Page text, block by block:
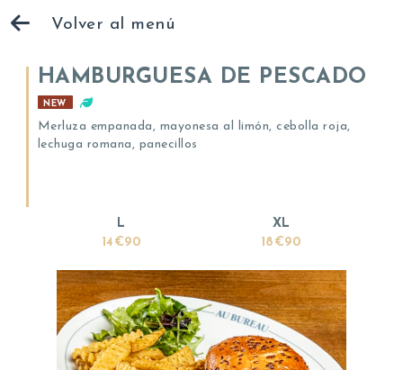
Volver al menú
HAMBURGUESA DE PESCADO
NEW
Merluza empanada, mayonesa al limón, cebolla roja,
lechuga romana, panecillos
L
14€90
XL
18€90